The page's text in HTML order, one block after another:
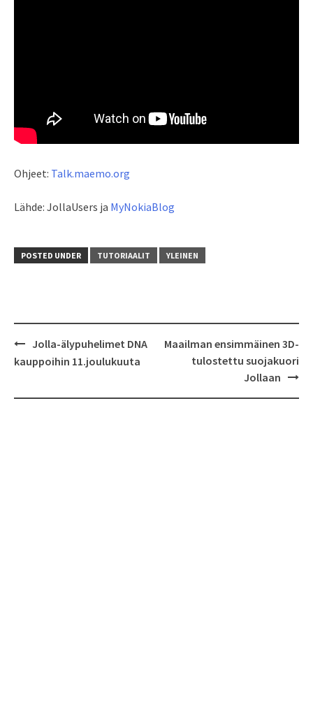
Ohjeet: Talk.maemo.org
Lähde: JollaUsers ja MyNokiaBlog
POSTED UNDER TUTORIAALIT YLEINEN
Post
Jolla-älypuhelimet DNA
kauppoihin 11.joulukuuta
Maailman ensimmäinen 3D-
tulostettu suojakuori
Jollaan